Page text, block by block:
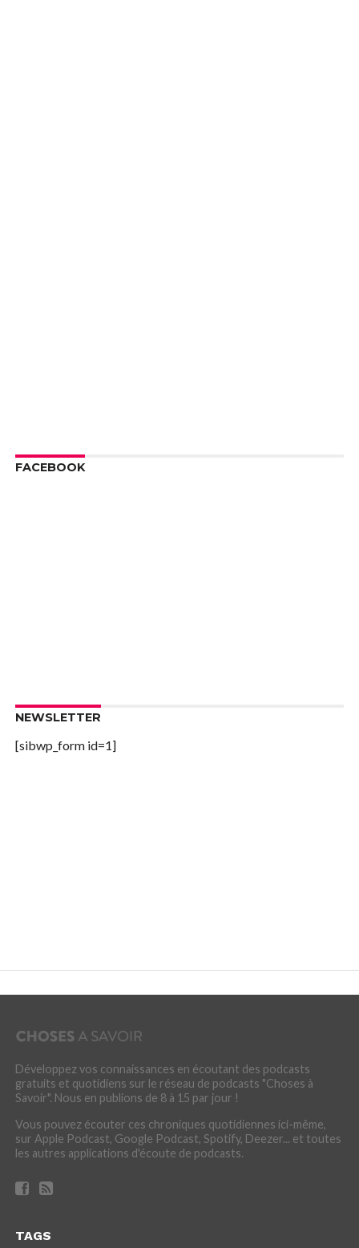
FACEBOOK
NEWSLETTER
[sibwp_form id=1]
Développez vos connaissances en écoutant des podcasts
gratuits et quotidiens sur le réseau de podcasts "Choses à
Savoir". Nous en publions de 8 à 15 par jour !
Vous pouvez écouter ces chroniques quotidiennes ici-même,
sur Apple Podcast, Google Podcast, Spotify, Deezer... et toutes
les autres applications d'écoute de podcasts.
TAGS